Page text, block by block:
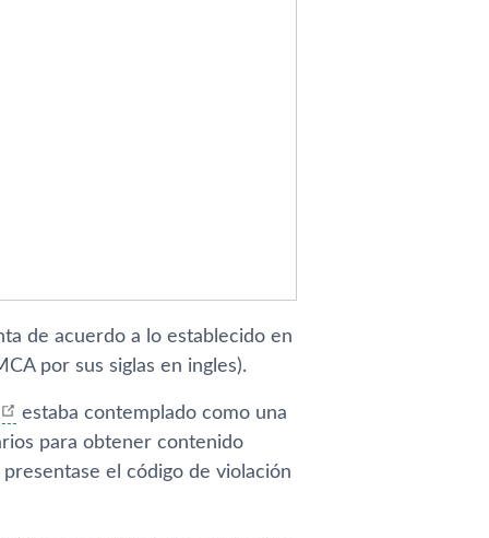
de acuerdo a lo establecido en
por sus siglas en ingles).
estaba contemplado como una
para obtener contenido
el código de violación